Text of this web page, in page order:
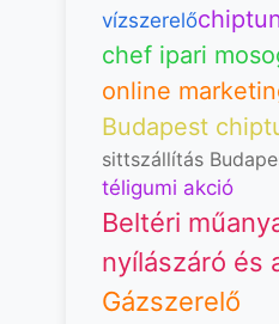
vízszerelő
chef ipari
online
Budapest
sittszállítás
téligumi akció
Beltéri
nyílászáró és
Gázszerelő